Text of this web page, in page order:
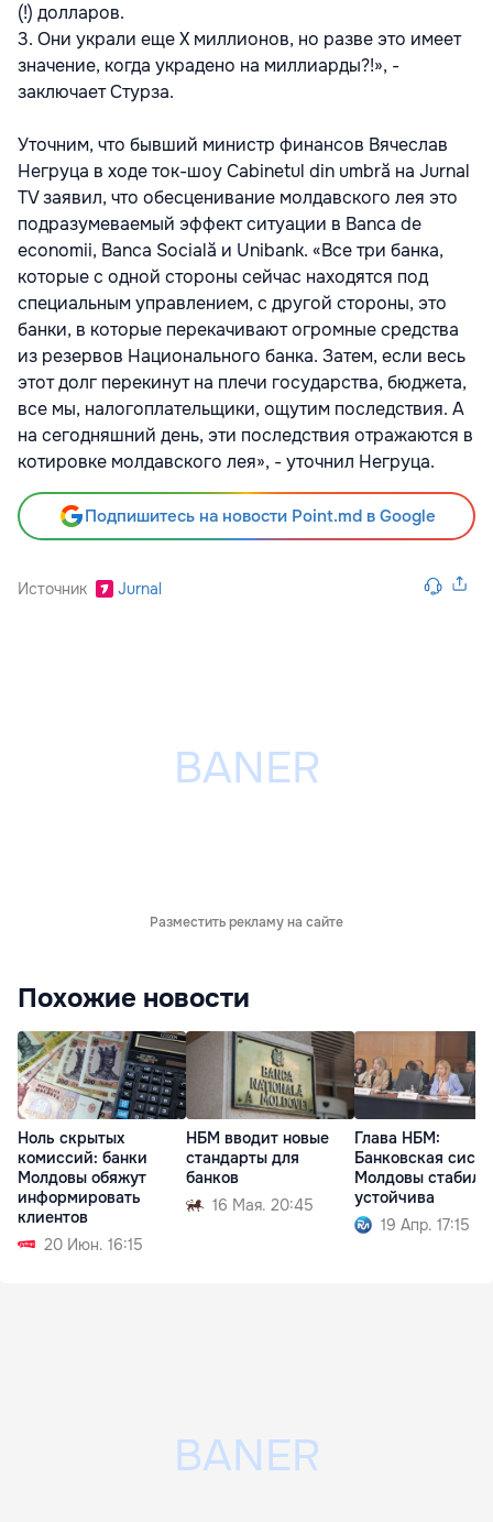
(!) долларов.
3. Они украли еще Х миллионов, но разве это имеет
значение, когда украдено на миллиарды?!», -
заключает Стурза.
Уточним, что бывший министр финансов Вячеслав
Негруца в ходе ток-шоу Cabinetul din umbră на Jurnal
TV заявил, что обесценивание молдавского лея это
подразумеваемый эффект ситуации в Banca de
economii, Banca Socială и Unibank. «Все три банка,
которые с одной стороны сейчас находятся под
специальным управлением, с другой стороны, это
банки, в которые перекачивают огромные средства
из резервов Национального банка. Затем, если весь
этот долг перекинут на плечи государства, бюджета,
все мы, налогоплательщики, ощутим последствия. А
на сегодняшний день, эти последствия отражаются в
котировке молдавского лея», - уточнил Негруца.
Подпишитесь на новости Point.md в Google
Источник Jurnal
Разместить рекламу на сайте
Похожие новости
Ноль скрытых
комиссий: банки
Молдовы обяжут
информировать
клиентов
20 Июн. 16:15
НБМ вводит новые
стандарты для
банков
16 Мая. 20:45
Глава НБМ:
Банковская
Молдовы
устойчива
19 Апр. 17:15